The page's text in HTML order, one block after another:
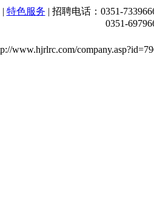
,招聘展位预订中红杰人才市场为
| 特色服务 | 招聘电话：0351-
0351-
www.hjrlrc.com/